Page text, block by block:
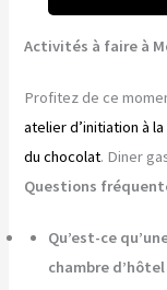
Activités à faire à
Profitez de ce
atelier d’initiation à
du chocolat. Diner
Questions
Qu’est-ce
chambre